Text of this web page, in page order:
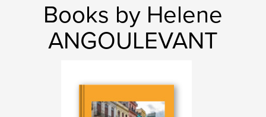
Books by Helene
ANGOULEVANT